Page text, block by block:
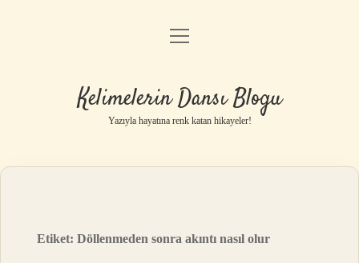
Anasayfa
Yasal Uyarı
menüyü
Kelimelerin Dansı Blogu
Yazıyla hayatına renk katan hikayeler!
Etiket:Döllenmeden sonra akıntı nasıl olur